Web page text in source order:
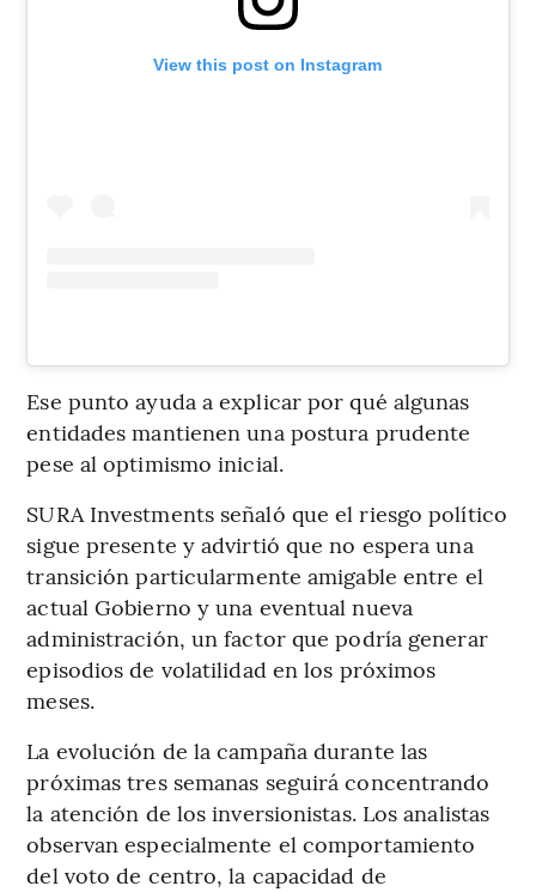
View this post on Instagram
Ese punto ayuda a explicar por qué algunas
entidades mantienen una postura prudente
pese al optimismo inicial.
SURA Investments señaló que el riesgo político
sigue presente y advirtió que no espera una
transición particularmente amigable entre el
actual Gobierno y una eventual nueva
administración, un factor que podría generar
episodios de volatilidad en los próximos
meses.
La evolución de la campaña durante las
próximas tres semanas seguirá concentrando
la atención de los inversionistas. Los analistas
observan especialmente el comportamiento
del voto de centro, la capacidad de